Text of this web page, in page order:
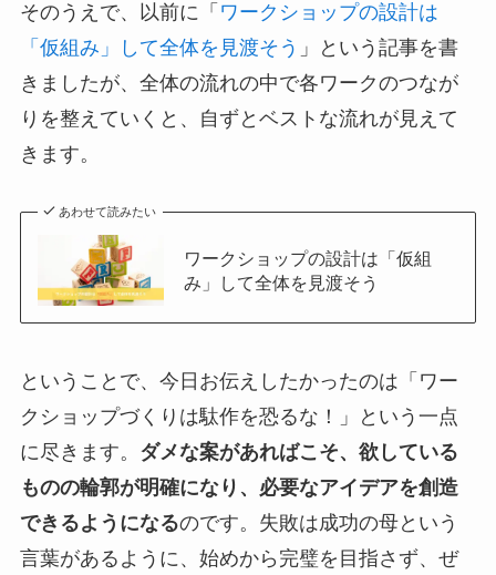
そのうえで、以前に「 ワークショップの設計は
「仮組み」して全体を見渡そう 」という記事を書
きましたが、全体の流れの中で各ワークのつなが
りを整えていくと、自ずとベストな流れが見えて
きます。
あわせて読みたい
ワークショップの設計は「仮組
み」して全体を見渡そう
ということで、今日お伝えしたかったのは「ワー
クショップづくりは駄作を恐るな！」という一点
に尽きます。 ダメな案があればこそ、欲している
ものの輪郭が明確になり、必要なアイデアを創造
できるようになるのです。失敗は成功の母という
言葉があるように、始めから完璧を目指さず、ぜ